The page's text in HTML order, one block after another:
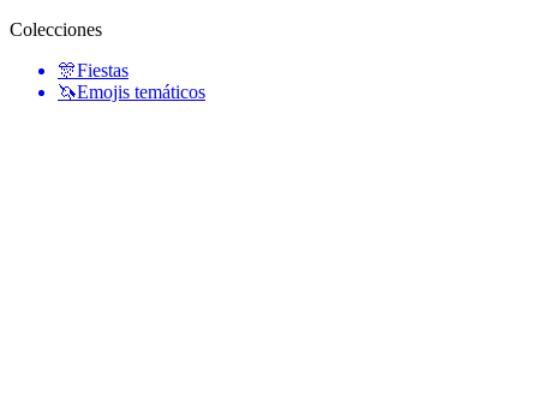
Colecciones
🎊Fiestas
🦄Emojis temáticos